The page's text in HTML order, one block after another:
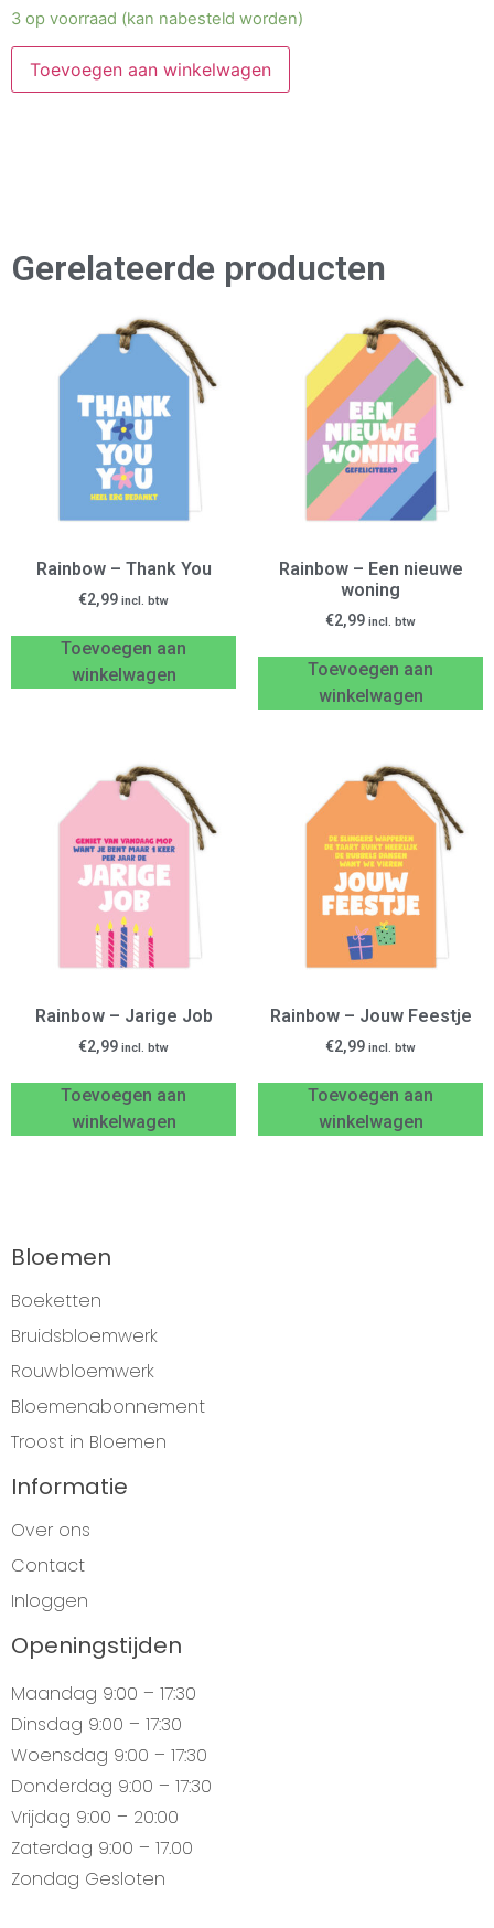
3 op voorraad (kan nabesteld worden)
Toevoegen aan winkelwagen
Gerelateerde producten
Rainbow – Thank You
€2,99 incl. btw
Toevoegen aan
winkelwagen
Rainbow – Een nieuwe
woning
€2,99 incl. btw
Toevoegen aan
winkelwagen
Rainbow – Jarige Job
€2,99 incl. btw
Toevoegen aan
winkelwagen
Rainbow – Jouw Feestje
€2,99 incl. btw
Toevoegen aan
winkelwagen
Bloemen
Boeketten
Bruidsbloemwerk
Rouwbloemwerk
Bloemenabonnement
Troost in Bloemen
Informatie
Over ons
Contact
Inloggen
Openingstijden
Maandag 9:00 – 17:30
Dinsdag 9:00 – 17:30
Woensdag 9:00 – 17:30
Donderdag 9:00 – 17:30
Vrijdag 9:00 – 20:00
Zaterdag 9:00 – 17.00
Zondag Gesloten